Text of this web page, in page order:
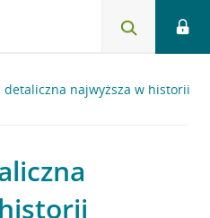
detaliczna najwyższa w historii